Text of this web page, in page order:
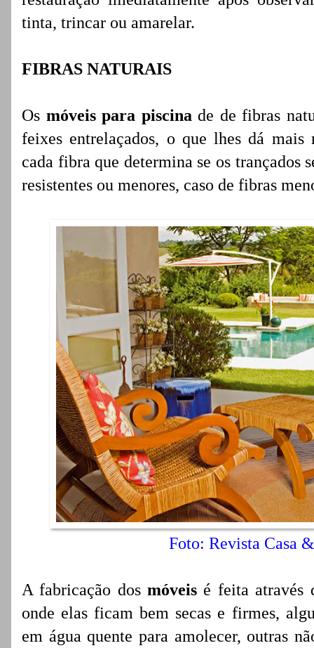
tinta, trincar ou amarelar.
FIBRAS NATURAIS
Os móveis para piscina de de fibras
feixes entrelaçados, o que lhes dá mais
cada fibra que determina se os trançados
resistentes ou menores, caso de fibras
Foto: Revista Casa
A fabricação dosmóveis é feita através
onde elas ficam bem secas e firmes,
em água quente para amolecer, outras